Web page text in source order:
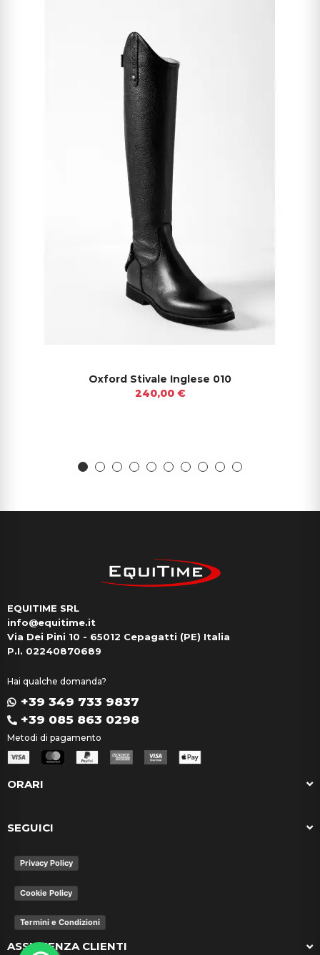
Oxford Stivale Inglese 010
240,00 €
EQUITIME SRL
info@equitime.it
Via Dei Pini 10 - 65012 Cepagatti (PE) Italia
P.I. 02240870689
Hai qualche domanda?
+39 349 733 9837
+39 085 863 0298
Metodi di pagamento
ORARI
SEGUICI
Privacy Policy
Cookie Policy
Termini e Condizioni
ASSISTENZA CLIENTI